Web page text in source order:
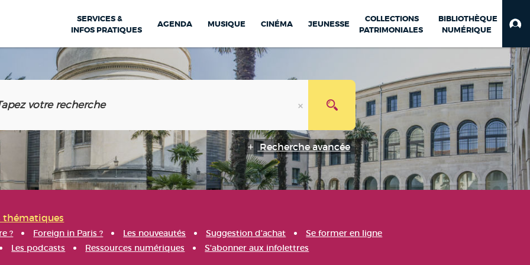
SERVICES &
INFOS PRATIQUES
AGENDA MUSIQUE CINÉMA JEUNESSE
COLLECTIONS
PATRIMONIALES
BIBLIOTHÈQUE
NUMÉRIQUE
Recherche avancée
thématiques
? Foreign in Paris ? Les nouveautés Suggestion d'achat
Se former en ligne
Les podcasts Ressources numériques S'abonner aux infolettres